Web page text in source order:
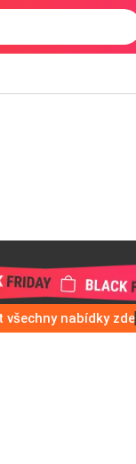
všechny nabídky zde